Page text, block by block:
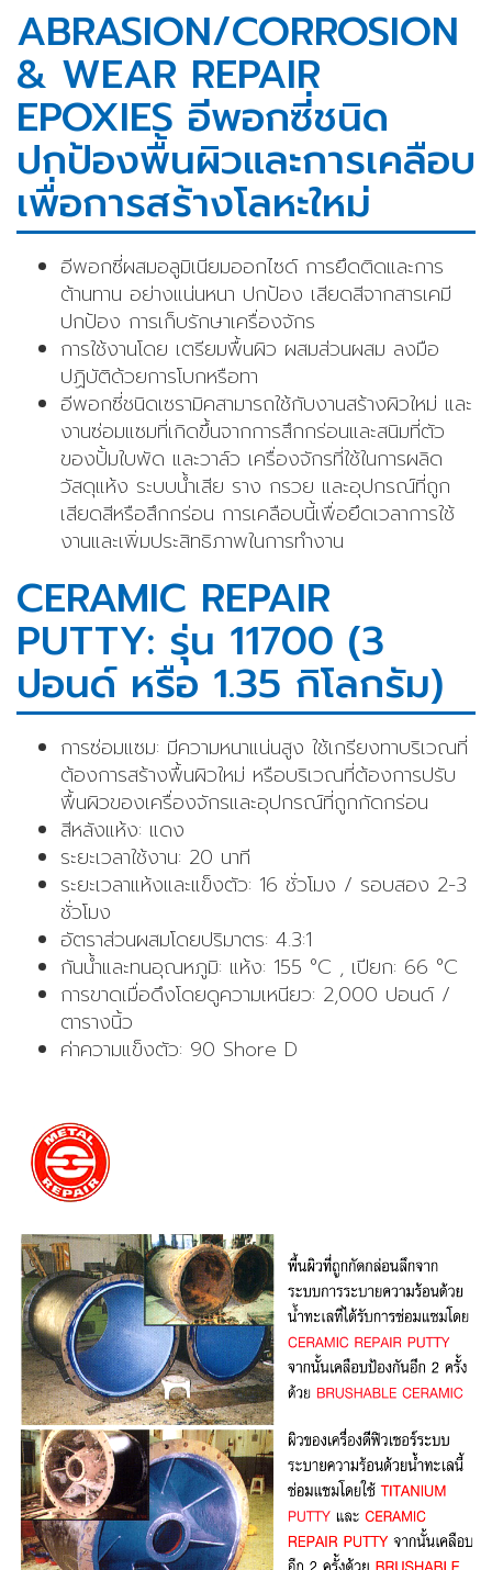
ABRASION/CORROSION
& WEAR REPAIR
EPOXIES อีพอกซี่ชนิด
ปกป้องพื้นผิวและการเคลือบ
เพื่อการสร้างโลหะใหม่
อีพอกซี่ผสมอลูมิเนียมออกไซด์ การยึดติดและการ
ต้านทาน อย่างแน่นหนา ปกป้อง เสียดสีจากสารเคมี
ปกป้อง การเก็บรักษาเครื่องจักร
การใช้งานโดย เตรียมพื้นผิว ผสมส่วนผสม ลงมือ
ปฏิบัติด้วยการโบกหรือทา
อีพอกซี่ชนิดเซรามิคสามารถใช้กับงานสร้างผิวใหม่ และ
งานซ่อมแซมที่เกิดขึ้นจากการสึกกร่อนและสนิมที่ตัว
ของปั้มใบพัด และวาล์ว เครื่องจักรที่ใช้ในการผลิด
วัสดุแห้ง ระบบน้ำเสีย ราง กรวย และอุปกรณ์ที่ถูก
เสียดสีหรือสึกกร่อน การเคลือบนี้เพื่อยึดเวลาการใช้
งานและเพิ่มประสิทธิภาพในการทำงาน
CERAMIC REPAIR
PUTTY: รุ่น 11700 (3
ปอนด์ หรือ 1.35 กิโลกรัม)
การซ่อมแซม: มีความหนาแน่นสูง ใช้เกรียงทาบริเวณที่
ต้องการสร้างพื้นผิวใหม่ หรือบริเวณที่ต้องการปรับ
พื้นผิวของเครื่องจักรและอุปกรณ์ที่ถูกกัดกร่อน
สีหลังแห้ง: แดง
ระยะเวลาใช้งาน: 20 นาที
ระยะเวลาแห้งและแข็งตัว: 16 ชั่วโมง / รอบสอง 2-3
ชั่วโมง
อัตราส่วนผสมโดยปริมาตร: 4.3:1
กันน้ำและทนอุณหภูมิ: แห้ง: 155 °C , เปียก: 66 °C
การขาดเมื่อดึงโดยดูความเหนียว: 2,000 ปอนด์ /
ตารางนิ้ว
ค่าความแข็งตัว: 90 Shore D